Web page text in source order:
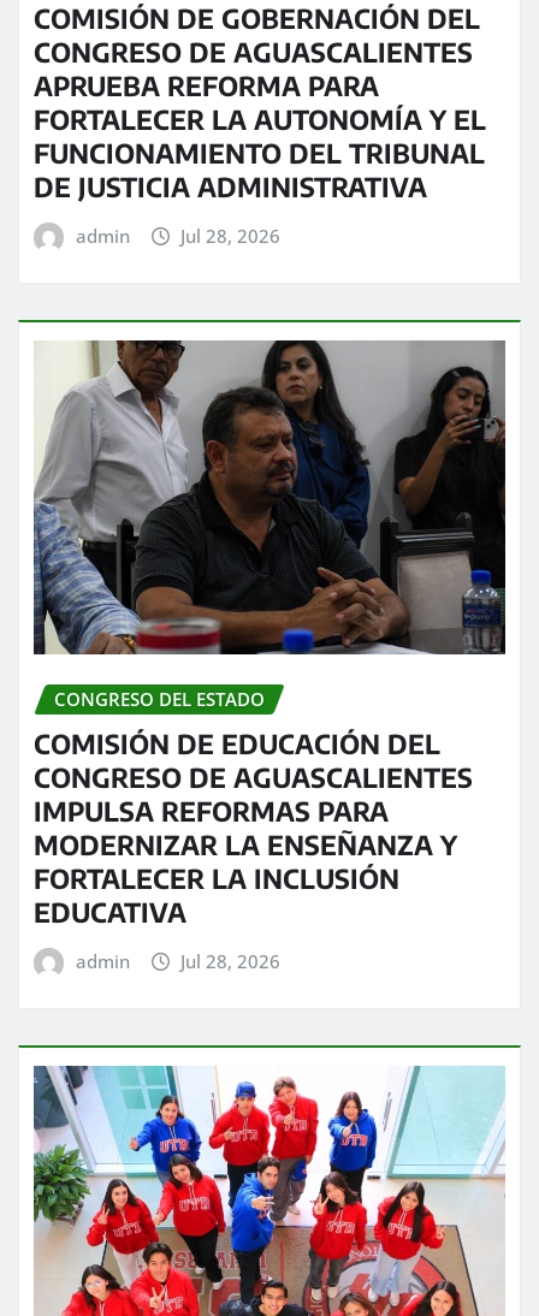
COMISIÓN DE GOBERNACIÓN DEL
CONGRESO DE AGUASCALIENTES
APRUEBA REFORMA PARA
FORTALECER LA AUTONOMÍA Y EL
FUNCIONAMIENTO DEL TRIBUNAL
DE JUSTICIA ADMINISTRATIVA
admin Jul 28, 2026
CONGRESO DEL ESTADO
COMISIÓN DE EDUCACIÓN DEL
CONGRESO DE AGUASCALIENTES
IMPULSA REFORMAS PARA
MODERNIZAR LA ENSEÑANZA Y
FORTALECER LA INCLUSIÓN
EDUCATIVA
admin Jul 28, 2026